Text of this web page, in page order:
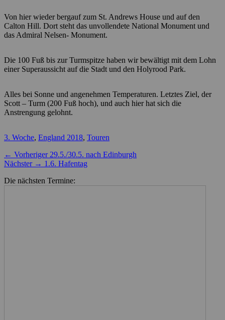
Von hier wieder bergauf zum St. Andrews House und auf den
Calton Hill. Dort steht das unvollendete National Monument und
das Admiral Nelsen- Monument.
Die 100 Fuß bis zur Turmspitze haben wir bewältigt mit dem Lohn
einer Superaussicht auf die Stadt und den Holyrood Park.
Alles bei Sonne und angenehmen Temperaturen. Letztes Ziel, der
Scott – Turm (200 Fuß hoch), und auch hier hat sich die
Anstrengung gelohnt.
Kategorien
3. Woche, England 2018, Touren
Beitragsnavigation
← Vorheriger Vorheriger
Beitrag:
29.5./30.5. nach Edinburgh
Nächster → Nächster
1.6. Hafentag
Die nächsten Termine: